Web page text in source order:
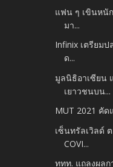
แฟน ๆ เขินหนั
มา...
Infinix เตรียม
ด...
มูลนิธิอาเซียน
เยาวชนบน...
MUT 2021 คั
เซ็นทรัลเวิลด์
COVI...
ททท. แถลงผล